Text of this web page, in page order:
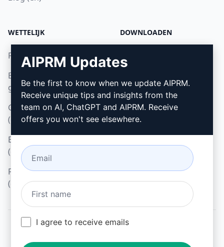
WETTELIJK
Privacybeleid (en)
Beleid voor acceptabel
gebruik (en)
Gebruiksvoorwaarden
(en)
Browseruitbreidingsvoorwaarden
(en)
Factureringsvoorwaarden
(en)
DOWNLOADEN
Microsoft Edge (en)
AIPRM Updates
Be the first to know when we update AIPRM.
Receive unique tips and insights from the
team on AI, ChatGPT and AIPRM. Receive
offers you won't see elsewhere.
I agree to receive emails